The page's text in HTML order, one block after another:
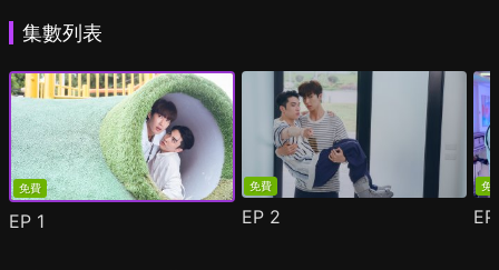
集數列表
免費
EP 1
免費
EP 2
免